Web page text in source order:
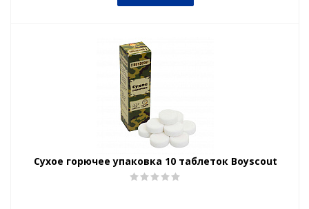
Сухое горючее упаковка 10 таблеток Boyscout